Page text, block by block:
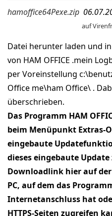
wir die aktuelleren Updates
Verwaltung im Programm.
hamoffice64Pexe.zip
auf
Datei herunter laden und
von HAM OFFICE .mein
per Voreinstellung
Office me\ham Office\ .
überschrieben.
Das Programm HAM
beim Menüpunkt Extras-
eingebaute
dieses eingebaute
Downloadlink hier auf
PC, auf dem das
Internetanschluss hat
HTTPS-Seiten zugreifen